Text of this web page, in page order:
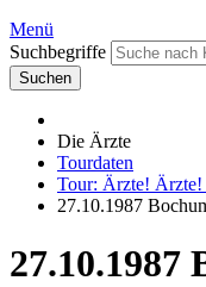
Menü
Suchbegriffe
Suchen
Die Ärzte
Tourdaten
Tour: Ärzte!
27.10.1987
27.10.1987